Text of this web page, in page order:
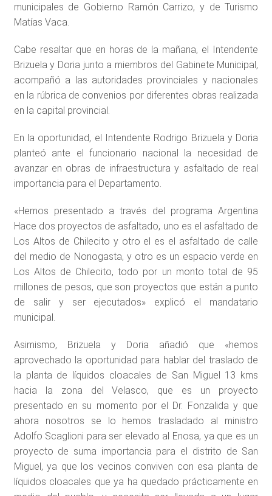
municipales de Gobierno Ramón Carrizo, y de Turismo
Matías Vaca.
Cabe resaltar que en horas de la mañana, el Intendente
Brizuela y Doria junto a miembros del Gabinete Municipal,
acompañó a las autoridades provinciales y nacionales
en la rúbrica de convenios por diferentes obras realizada
en la capital provincial.
En la oportunidad, el Intendente Rodrigo Brizuela y Doria
planteó ante el funcionario nacional la necesidad de
avanzar en obras de infraestructura y asfaltado de real
importancia para el Departamento.
«Hemos presentado a través del programa Argentina
Hace dos proyectos de asfaltado, uno es el asfaltado de
Los Altos de Chilecito y otro el es el asfaltado de calle
del medio de Nonogasta, y otro es un espacio verde en
Los Altos de Chilecito, todo por un monto total de 95
millones de pesos, que son proyectos que están a punto
de salir y ser ejecutados» explicó el mandatario
municipal.
Asimismo, Brizuela y Doria añadió que «hemos
aprovechado la oportunidad para hablar del traslado de
la planta de líquidos cloacales de San Miguel 13 kms
hacia la zona del Velasco, que es un proyecto
presentado en su momento por el Dr. Fonzalida y que
ahora nosotros se lo hemos trasladado al ministro
Adolfo Scaglioni para ser elevado al Enosa, ya que es un
proyecto de suma importancia para el distrito de San
Miguel, ya que los vecinos conviven con esa planta de
líquidos cloacales que ya ha quedado prácticamente en